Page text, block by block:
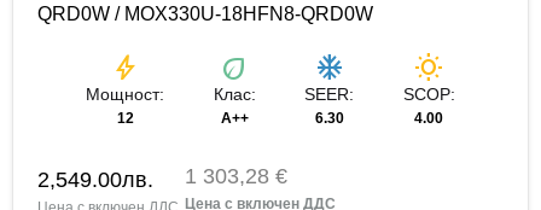
QRD0W / MOX330U-18HFN8-QRD0W
bolt
Мощност:
12
eco
Клас:
A++
ac_unit
SEER:
6.30
wb_sunny
SCOP:
4.00
2,549.00лв. 1 303,28 €